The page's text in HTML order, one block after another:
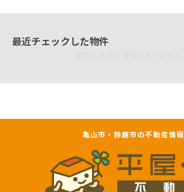
最近チェックした物件
亀山市・鈴鹿市の不動産情報